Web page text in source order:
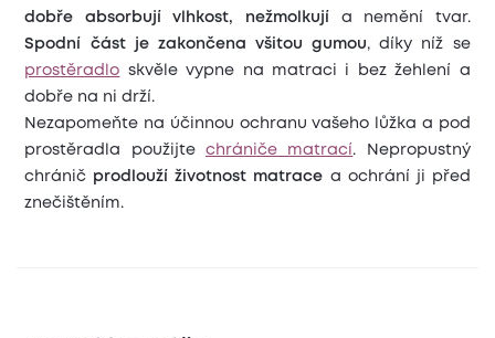
dobře absorbují vlhkost, nežmolkují a nemění tvar.
Spodní část je zakončena všitou gumou, díky níž se
prostěradlo skvěle vypne na matraci i bez žehlení a
dobře na ni drží.
Nezapomeňte na účinnou ochranu vašeho lůžka a pod
prostěradla použijte chrániče matrací. Nepropustný
chránič prodlouží životnost matrace a ochrání ji před
znečištěním.